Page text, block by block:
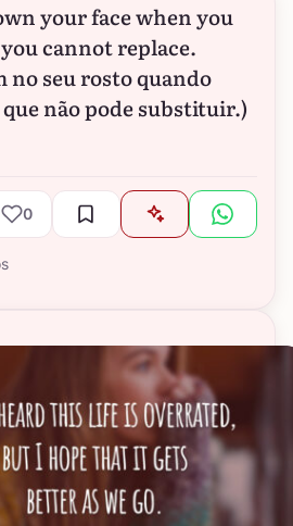
your face when you
cannot replace.
no seu rosto quando
não pode substituir.)
0